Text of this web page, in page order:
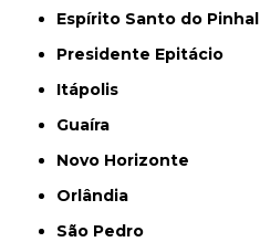
Espírito Santo do Pinhal
Presidente Epitácio
Itápolis
Guaíra
Novo Horizonte
Orlândia
São Pedro